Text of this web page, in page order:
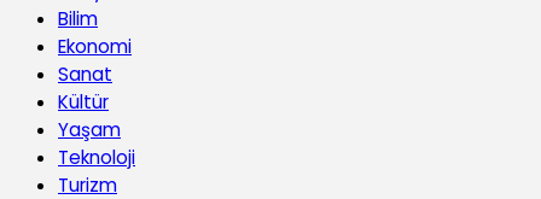
Bilim
Ekonomi
Sanat
Kültür
Yaşam
Teknoloji
Turizm